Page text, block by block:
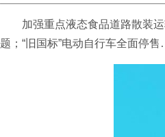
加强重点液态食品道路散装
题；“旧国标”电动自行车全面停